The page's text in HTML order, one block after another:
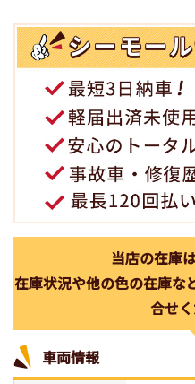
当店の在庫
在庫状況や他の色の在庫な
合せく
車両情報